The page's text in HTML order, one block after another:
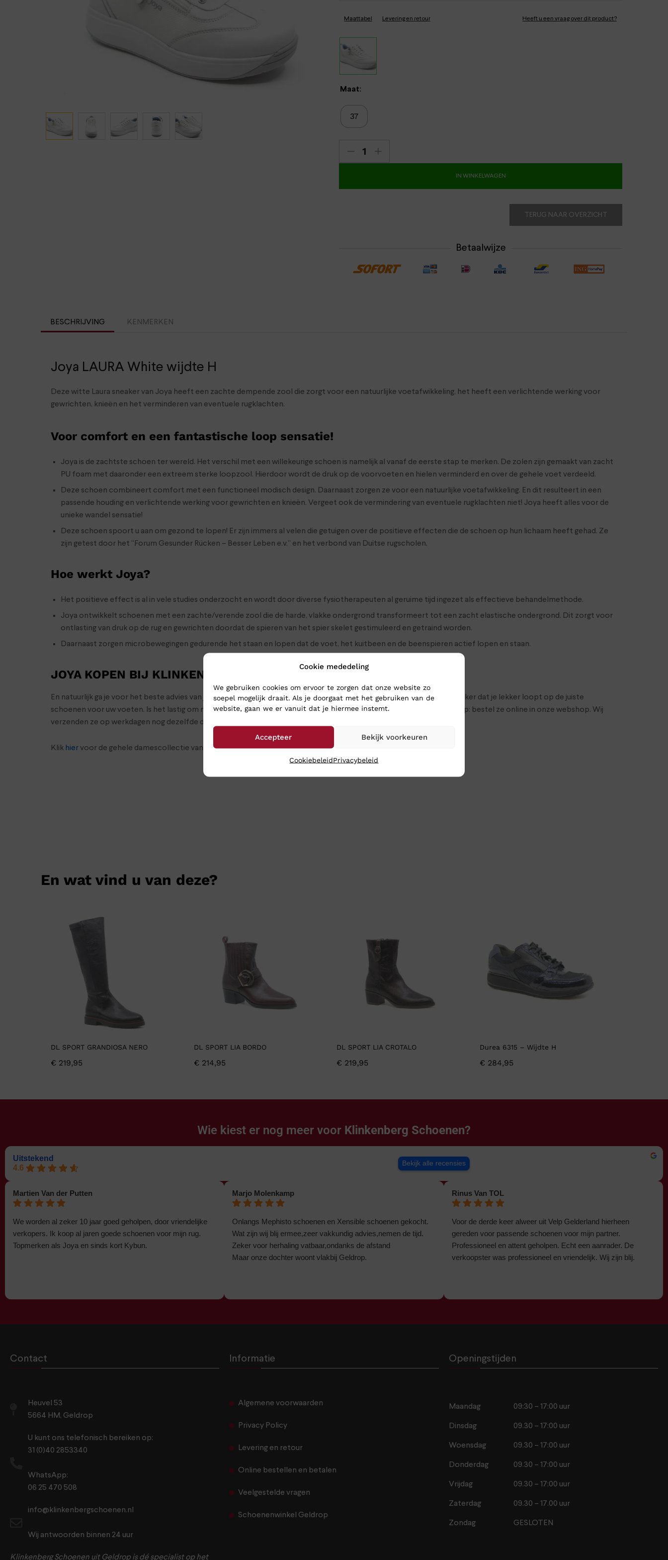
Cookie mededeling
We gebruiken cookies om ervoor te zorgen dat onze website zo
soepel mogelijk draait. Als je doorgaat met het gebruiken van de
website, gaan we er vanuit dat je hiermee instemt.
Accepteer Bekijk voorkeuren
CookiebeleidPrivacybeleid
Lowa
Maattabel Levering en retour Heeft u een vraag over dit product?
Maat:
37
IN WINKELWAGEN
TERUG NAAR OVERZICHT
Betaalwijze
BESCHRIJVING KENMERKEN
Joya LAURA White wijdte H
Deze witte Laura sneaker van Joya heeft een zachte dempende zool die zorgt voor een natuurlijke voetafwikkeling, het heeft een verlichtende werking voor
gewrichten, knieën en het verminderen van eventuele rugklachten.
Voor comfort en een fantastische loop sensatie!
Joya is de zachtste schoen ter wereld. Het verschil met een willekeurige schoen is namelijk al vanaf de eerste stap te merken. De zolen zijn gemaakt van zacht
PU foam met daaronder een extreem sterke loopzool. Hierdoor wordt de druk op de voorvoeten en hielen verminderd en over de gehele voet verdeeld.
Deze schoen combineert comfort met een functioneel modisch design. Daarnaast zorgen ze voor een natuurlijke voetafwikkeling. En dit resulteert in een
passende houding en verlichtende werking voor gewrichten en knieën. Vergeet ook de vermindering van eventuele rugklachten niet! Joya heeft alles voor de
unieke wandel sensatie!
Deze schoen spoort u aan om gezond te lopen! Er zijn immers al velen die getuigen over de positieve effecten die de schoen op hun lichaam heeft gehad. Ze
zijn getest door het “Forum Gesunder Rücken – Besser Leben e.v.” en het verbond van Duitse rugscholen.
Hoe werkt Joya?
Het positieve effect is al in vele studies onderzocht en wordt door diverse fysiotherapeuten al geruime tijd ingezet als effectieve behandelmethode.
Joya ontwikkelt schoenen met een zachte/verende zool die de harde, vlakke ondergrond transformeert tot een zacht elastische ondergrond. Dit zorgt voor
ontlasting van druk op de rug en gewrichten doordat de spieren van het spier skelet gestimuleerd en getraind worden.
Daarnaast zorgen microbewegingen gedurende het staan en lopen dat de voet, het kuitbeen en de beenspieren actief lopen en staan.
JOYA KOPEN BIJ KLINKENBERG SCHOENEN
En natuurlijk ga je voor het beste advies van je nieuwe schoenen naar Klinkenberg Schoenen in Geldrop. Dan weet je zeker dat je lekker loopt op de juiste
schoenen voor uw voeten. Is het lastig om naar de winkel te komen dan sturen we de schoenen toch gewoon naar je op: bestel ze online in onze webshop. Wij
verzenden ze op werkdagen nog dezelfde dag en meestal heeft u uw aankopen binnen 24 uur binnen.
Klik hiervoor de gehele damescollectie van Joya
En wat vind u van deze?
DL SPORT GRANDIOSA NERO
€ 219,95
DL SPORT LIA BORDO
€214,95
DL SPORT LIA CROTALO
€ 219,95
Durea 6315 – Wijdte H
€284,95
Wie kiest er nog meer voor Klinkenberg Schoenen?
Uitstekend
4.6
Bekijk alle recensies
Martien Van der Putten
We worden al zeker 10 jaar goed geholpen, door vriendelijke
verkopers. Ik koop al jaren goede schoenen voor mijn rug.
Topmerken als Joya en sinds kort Kybun.
Marjo Molenkamp
Onlangs Mephisto schoenen en Xensible schoenen gekocht.
Wat zijn wij blij ermee,zeer vakkundig advies,nemen de tijd.
Zeker voor herhaling vatbaar,ondanks de afstand
Maar onze dochter woont vlakbij Geldrop.
Rinus Van TOL
Voor de derde keer alweer uit Velp Gelderland hierheen
gereden voor passende schoenen voor mijn partner.
Professioneel en attent geholpen. Echt een aanrader. De
verkoopster was professioneel en vriendelijk. Wij zijn blij.
Contact
Heuvel 53
5664 HM, Geldrop
U kunt ons telefonisch bereiken op:
31 (0)40 2853340
WhatsApp:
06 25 470 508
info@klinkenbergschoenen.nl
Wij antwoorden binnen 24 uur
Klinkenberg Schoenen uit Geldrop is dé specialist op het
Informatie
Algemene voorwaarden
Privacy Policy
Levering en retour
Online bestellen en betalen
Veelgestelde vragen
Schoenenwinkel Geldrop
Openingstijden
Maandag 09:30 – 17:00 uur
Dinsdag 09.30 – 17:00 uur
Woensdag 09.30 – 17:00 uur
Donderdag 09.30 – 17:00 uur
Vrijdag 09.30 – 17:00 uur
Zaterdag 09.30 – 17.00 uur
Zondag GESLOTEN